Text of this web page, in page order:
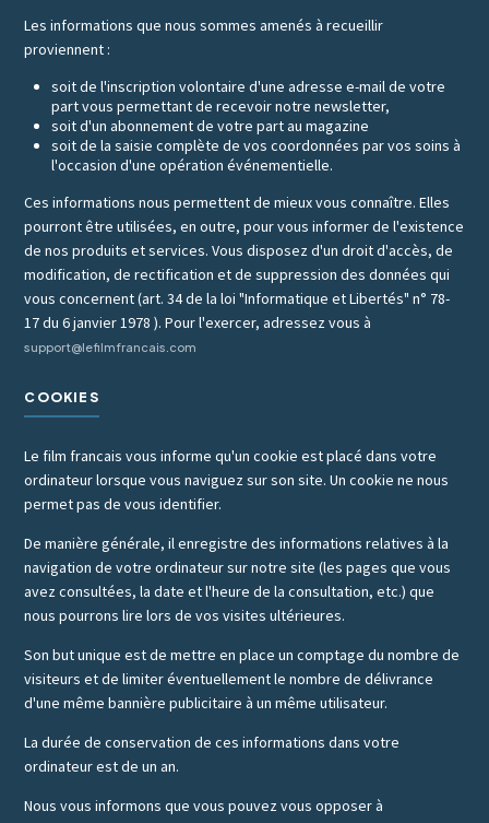
Les informations que nous sommes amenés à recueillir
proviennent :
soit de l'inscription volontaire d'une adresse e-mail de votre
part vous permettant de recevoir notre newsletter,
soit d'un abonnement de votre part au magazine
soit de la saisie complète de vos coordonnées par vos soins à
l'occasion d'une opération événementielle.
Ces informations nous permettent de mieux vous connaître. Elles
pourront être utilisées, en outre, pour vous informer de l'existence
de nos produits et services. Vous disposez d'un droit d'accès, de
modification, de rectification et de suppression des données qui
vous concernent (art. 34 de la loi "Informatique et Libertés" n° 78-
17 du 6 janvier 1978 ). Pour l'exercer, adressez vous à
support@lefilmfrancais.com
COOKIES
Le film francais vous informe qu'un cookie est placé dans votre
ordinateur lorsque vous naviguez sur son site. Un cookie ne nous
permet pas de vous identifier.
De manière générale, il enregistre des informations relatives à la
navigation de votre ordinateur sur notre site (les pages que vous
avez consultées, la date et l'heure de la consultation, etc.) que
nous pourrons lire lors de vos visites ultérieures.
Son but unique est de mettre en place un comptage du nombre de
visiteurs et de limiter éventuellement le nombre de délivrance
d'une même bannière publicitaire à un même utilisateur.
La durée de conservation de ces informations dans votre
ordinateur est de un an.
Nous vous informons que vous pouvez vous opposer à